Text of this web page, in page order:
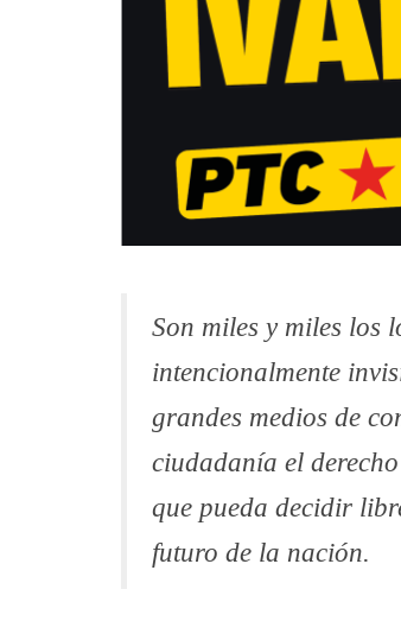
Son miles y miles los
intencionalmente
grandes medios de
ciudadanía el
que pueda decidir
futuro de la nación.